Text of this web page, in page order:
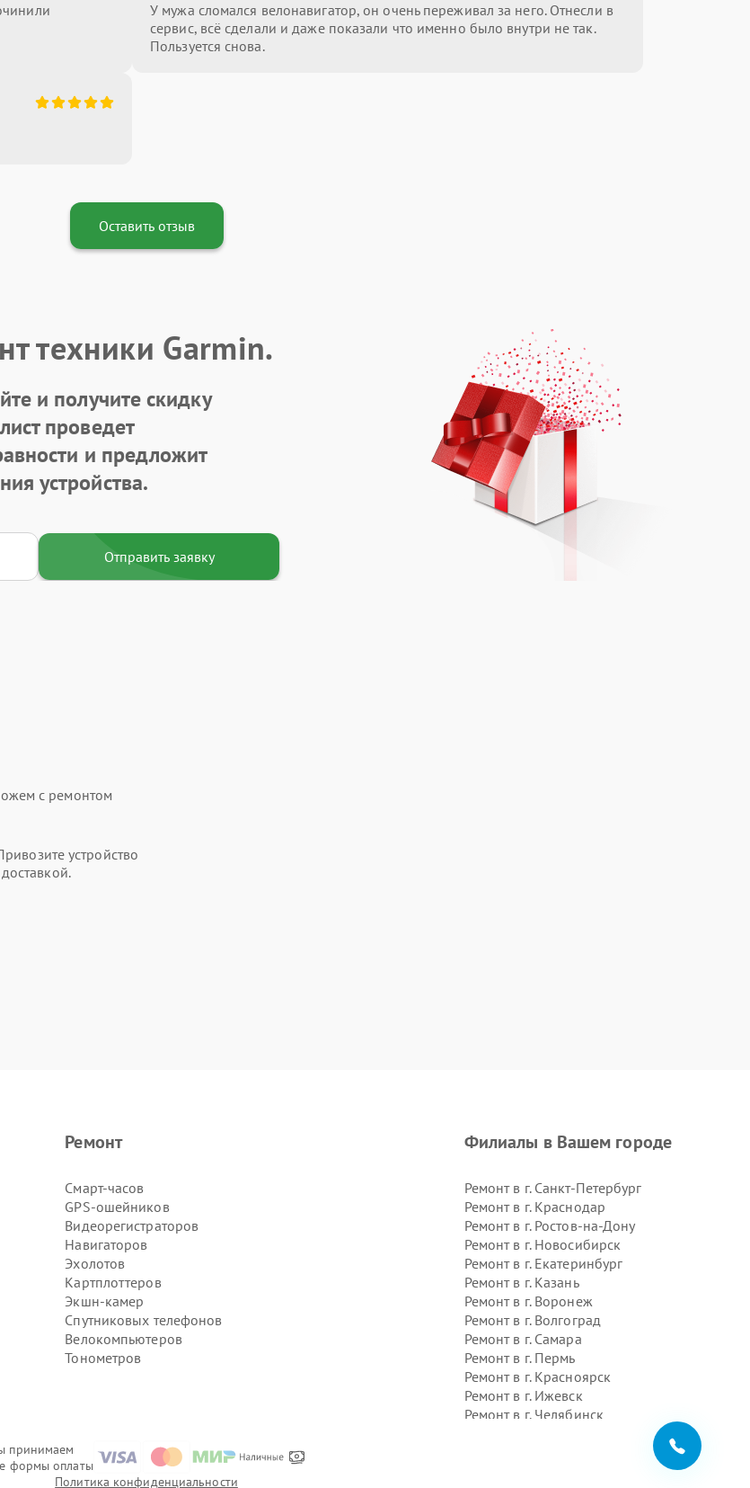
У мужа сломался велонавигатор, он очень переживал за него. Отнесли в
сервис, всё сделали и даже показали что именно было внутри не так.
Пользуется снова.
Оставить отзыв
техники Garmin.
и получите скидку
проведет
и предложит
устройства.
Отправить заявку
с ремонтом
устройство
принимаем
формы оплаты
Ремонт
Смарт-часов
GPS-ошейников
Видеорегистраторов
Навигаторов
Эхолотов
Картплоттеров
Экшн-камер
Спутниковых телефонов
Велокомпьютеров
Тонометров
Филиалы в Вашем городе
Ремонт в г. Санкт-Петербург
Ремонт в г. Краснодар
Ремонт в г. Ростов-на-Дону
Ремонт в г. Новосибирск
Ремонт в г. Екатеринбург
Ремонт в г. Казань
Ремонт в г. Воронеж
Ремонт в г. Волгоград
Ремонт в г. Самара
Ремонт в г. Пермь
Ремонт в г. Красноярск
Ремонт в г. Ижевск
Ремонт в г. Челябинск
Политика конфиденциальности